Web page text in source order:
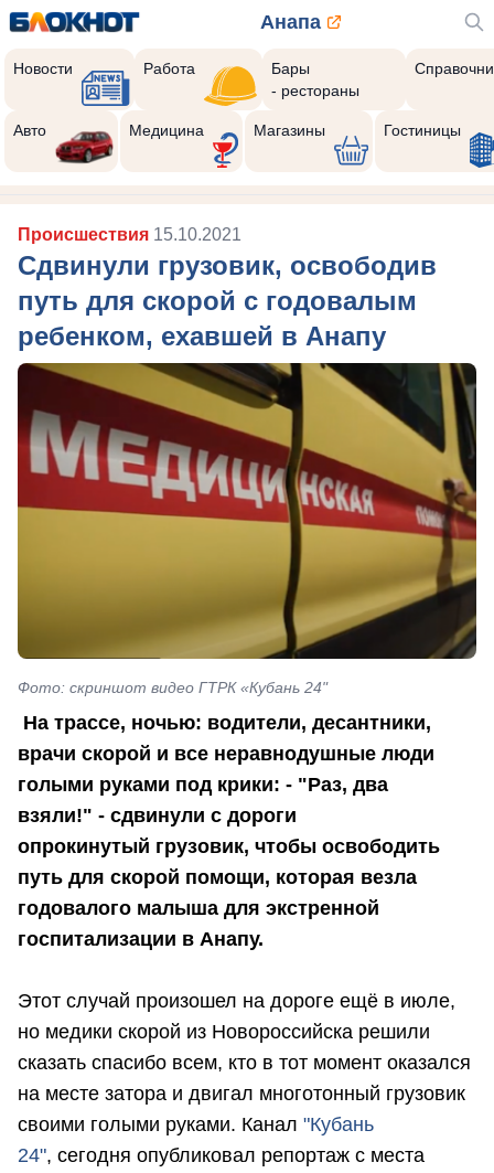
Анапа
Новости Работа
Бары
- рестораны
Авто Медицина Магазины Гостиницы
Происшествия 15.10.2021
Сдвинули грузовик, освободив
путь для скорой с годовалым
ребенком, ехавшей в Анапу
Фото: скриншот видео ГТРК «Кубань 24"
На трассе, ночью: водители, десантники,
врачи скорой и все неравнодушные люди
голыми руками под крики: - "Раз, два
взяли!" - сдвинули с дороги
опрокинутый грузовик, чтобы освободить
путь для скорой помощи, которая везла
годовалого малыша для экстренной
госпитализации в Анапу.
Этот случай произошел на дороге ещё в июле,
но медики скорой из Новороссийска решили
сказать спасибо всем, кто в тот момент оказался
на месте затора и двигал многотонный грузовик
своими голыми руками. Канал "Кубань
24", сегодня опубликовал репортаж с места